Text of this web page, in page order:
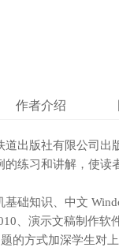
作者介绍
出版社有限公司出
练习和讲解，使读
础知识、中文
、演示文稿制作软件
的方式加深学生对